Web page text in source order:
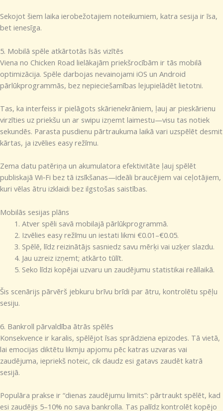
Sekojot šiem laika ierobežotajiem noteikumiem, katra sesija ir īsa,
bet ienesīga.
5. Mobilā spēle atkārtotās īsās vizītēs
Viena no Chicken Road lielākajām priekšrocībām ir tās mobilā
optimizācija. Spēle darbojas nevainojami iOS un Android
pārlūkprogrammās, bez nepieciešamības lejupielādēt lietotni.
Tas, ka interfeiss ir pielāgots skārienekrāniem, ļauj ar pieskārienu
virzīties uz priekšu un ar swipu izņemt laimestu—visu tas notiek
sekundēs. Parasta pusdienu pārtraukuma laikā vari uzspēlēt desmit
kārtas, ja izvēlies easy režīmu.
Zema datu patēriņa un akumulatora efektivitāte ļauj spēlēt
publiskajā Wi‑Fi bez tā izsīkšanas—ideāli braucējiem vai ceļotājiem,
kuri vēlas ātru izklaidi bez ilgstošas saistības.
Mobilās sesijas plāns
Atver spēli savā mobilajā pārlūkprogrammā.
Izvēlies easy režīmu un iestati likmi €0.01–€0.05.
Spēlē, līdz reizinātājs sasniedz savu mērķi vai uzķer slazdu.
Jau uzreiz izņemt; atkārto tūlīt.
Seko līdzi kopējai uzvaru un zaudējumu statistikai reāllaikā.
Šis scenārijs pārvērš jebkuru brīvu brīdi par ātru, kontrolētu spēļu
sesiju.
6. Bankroll pārvaldība ātrās spēlēs
Konsekvence ir karalis, spēlējot īsas sprādziena epizodes. Tā vietā,
lai emocijas diktētu likmju apjomu pēc katras uzvaras vai
zaudējuma, iepriekš noteic, cik daudz esi gatavs zaudēt katrā
sesijā.
Populāra prakse ir “dienas zaudējumu limits”: pārtraukt spēlēt, kad
esi zaudējis 5–10% no sava bankrolla. Tas palīdz kontrolēt kopējo